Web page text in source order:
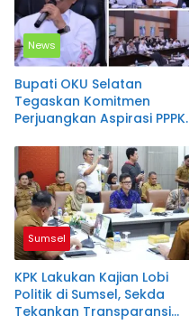
News
Bupati OKU Selatan
Tegaskan Komitmen
Perjuangkan Aspirasi PPPK
Berpedoman pada
Regulasi dan Kemampuan
Daerah
Sumsel
KPK Lakukan Kajian Lobi
Politik di Sumsel, Sekda
Tekankan Transparansi